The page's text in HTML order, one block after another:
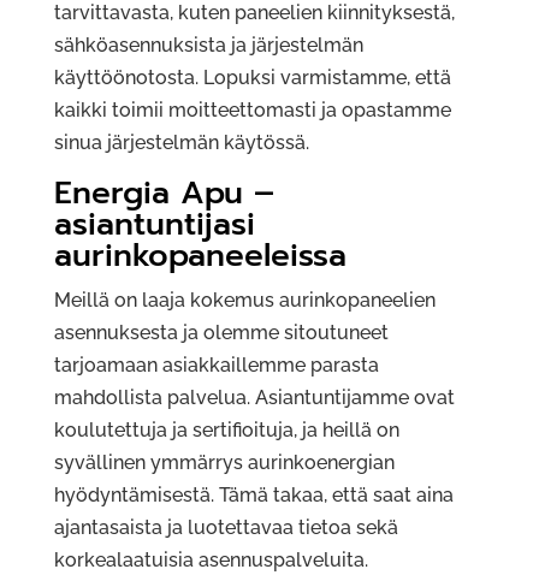
tarvittavasta, kuten paneelien kiinnityksestä,
sähköasennuksista ja järjestelmän
käyttöönotosta. Lopuksi varmistamme, että
kaikki toimii moitteettomasti ja opastamme
sinua järjestelmän käytössä.
Energia Apu –
asiantuntijasi
aurinkopaneeleissa
Meillä on laaja kokemus aurinkopaneelien
asennuksesta ja olemme sitoutuneet
tarjoamaan asiakkaillemme parasta
mahdollista palvelua. Asiantuntijamme ovat
koulutettuja ja sertifioituja, ja heillä on
syvällinen ymmärrys aurinkoenergian
hyödyntämisestä. Tämä takaa, että saat aina
ajantasaista ja luotettavaa tietoa sekä
korkealaatuisia asennuspalveluita.